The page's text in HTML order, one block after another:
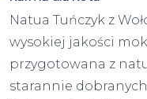
Natua Tuńczyk z
wysokiej jakości
przygotowana z
starannie dobranych